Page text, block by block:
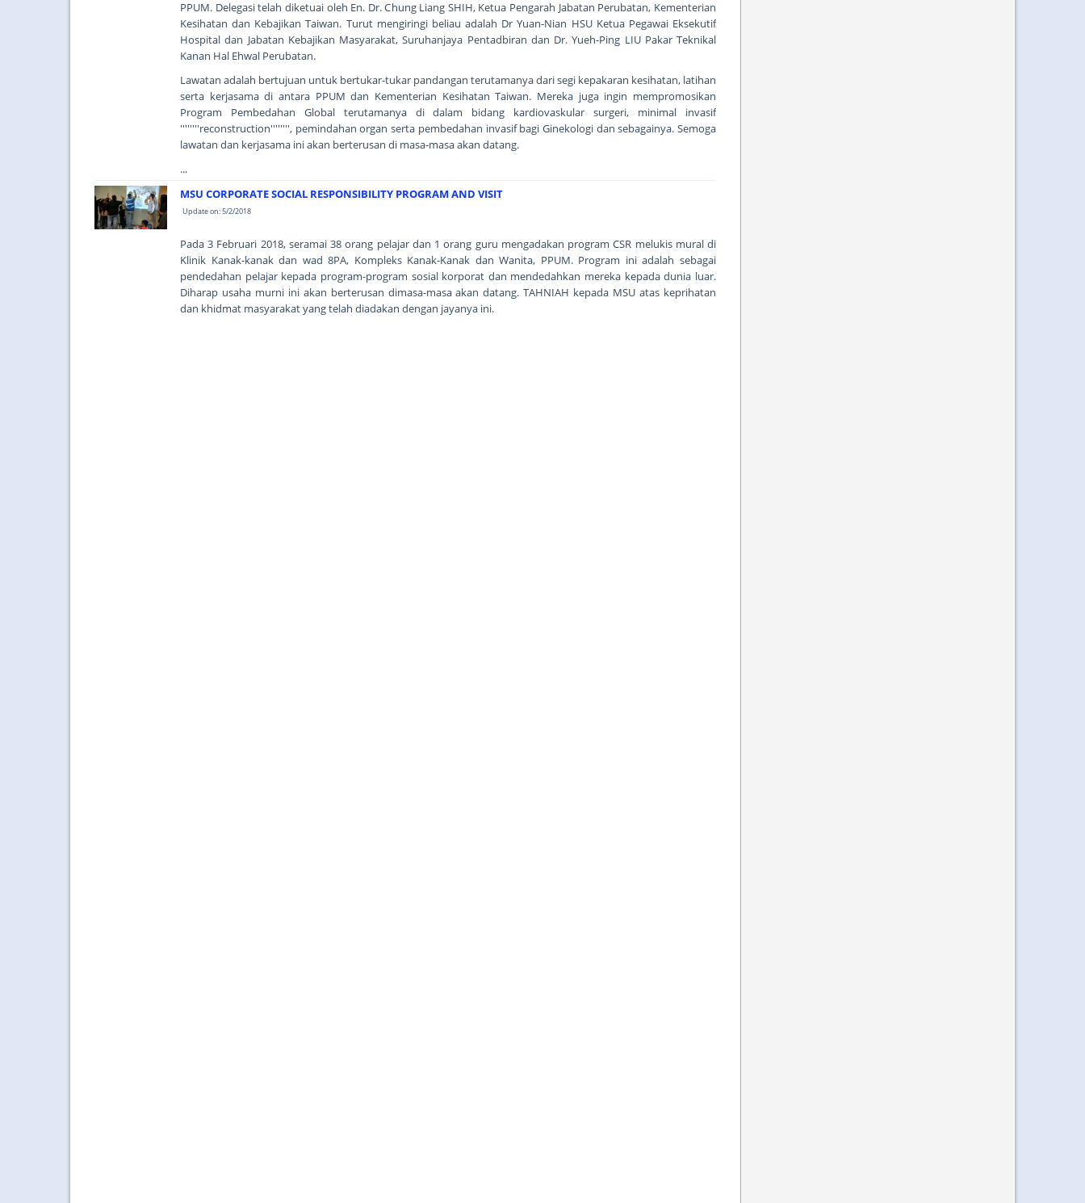
PPUM. Delegasi telah diketuai oleh En. Dr. Chung Liang SHIH, Ketua Pengarah Jabatan Perubatan, Kementerian
Kesihatan dan Kebajikan Taiwan. Turut mengiringi beliau adalah Dr Yuan-Nian HSU Ketua Pegawai Eksekutif
Hospital dan Jabatan Kebajikan Masyarakat, Suruhanjaya Pentadbiran dan Dr. Yueh-Ping LIU Pakar Teknikal
Kanan Hal Ehwal Perubatan.
Lawatan adalah bertujuan untuk bertukar-tukar pandangan terutamanya dari segi kepakaran kesihatan, latihan
serta kerjasama di antara PPUM dan Kementerian Kesihatan Taiwan. Mereka juga ingin mempromosikan
Program Pembedahan Global terutamanya di dalam bidang kardiovaskular surgeri, minimal invasif
''''''''reconstruction'''''''', pemindahan organ serta pembedahan invasif bagi Ginekologi dan sebagainya. Semoga
lawatan dan kerjasama ini akan berterusan di masa-masa akan datang.
...
MSU CORPORATE SOCIAL RESPONSIBILITY PROGRAM AND VISIT
Update on: 5/2/2018
Pada 3 Februari 2018, seramai 38 orang pelajar dan 1 orang guru mengadakan program CSR melukis mural di
Klinik Kanak-kanak dan wad 8PA, Kompleks Kanak-Kanak dan Wanita, PPUM. Program ini adalah sebagai
pendedahan pelajar kepada program-program sosial korporat dan mendedahkan mereka kepada dunia luar.
Diharap usaha murni ini akan berterusan dimasa-masa akan datang. TAHNIAH kepada MSU atas keprihatan
dan khidmat masyarakat yang telah diadakan dengan jayanya ini.